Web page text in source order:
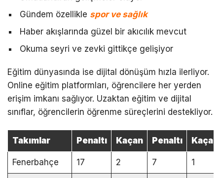
Gündem özellikle spor ve sağlık
Haber akışlarında güzel bir akıcılık mevcut
Okuma seyri ve zevki gittikçe gelişiyor
Eğitim dünyasında ise dijital dönüşüm hızla ilerliyor.
Online eğitim platformları, öğrencilere her yerden
erişim imkanı sağlıyor. Uzaktan eğitim ve dijital
sınıflar, öğrencilerin öğrenme süreçlerini destekliyor.
Takımlar Penaltı Kaçan Penaltı Kaçan
Fenerbahçe 17 2 7 1